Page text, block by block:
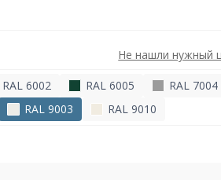
Не нашли нужный
RAL 6002 RAL 6005
RAL 7004
RAL 9003 RAL 9010